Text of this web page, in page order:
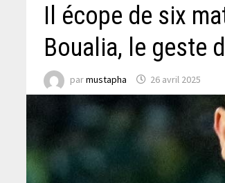
Il écope de six
Boualia, le geste
parmustapha 26 avril 2025